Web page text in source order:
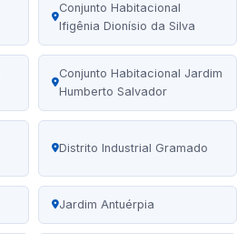
Conjunto Habitacional
Ifigênia Dionísio da Silva
Conjunto Habitacional Jardim
Humberto Salvador
Distrito Industrial Gramado
Jardim Antuérpia